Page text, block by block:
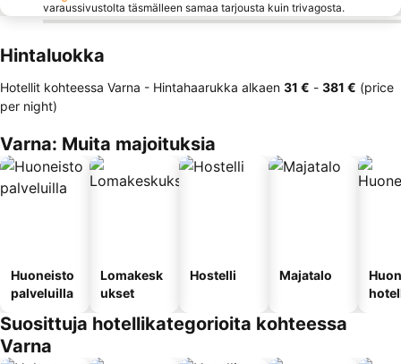
varaussivustolta täsmälleen samaa tarjousta kuin trivagosta.
Hintaluokka
Hotellit kohteessa Varna - Hintahaarukka alkaen ‎31 € - ‎381 € (price
per night)
Varna: Muita majoituksia
Huoneisto
palveluilla
Lomakesk
ukset
Hostelli Majatalo
Suosittuja hotellikategorioita kohteessa
Varna